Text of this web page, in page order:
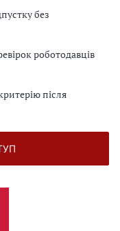
без
роботодавців
після